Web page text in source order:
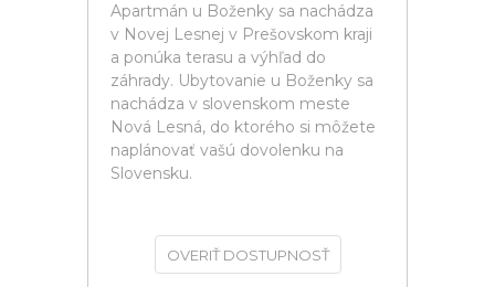
Apartmán u Boženky sa nachádza
v Novej Lesnej v Prešovskom kraji
a ponúka terasu a výhľad do
záhrady. Ubytovanie u Boženky sa
nachádza v slovenskom meste
Nová Lesná, do ktorého si môžete
naplánovať vašú dovolenku na
Slovensku.
OVERIŤ DOSTUPNOSŤ